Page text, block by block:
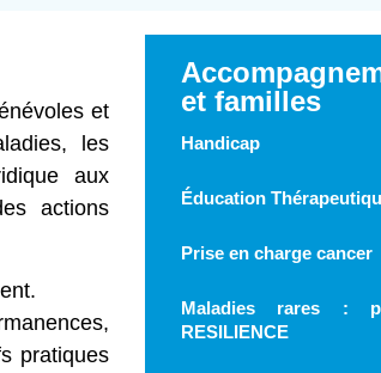
et
les
aux
actions
pratiques
et familles
Handicap
Éducation
Prise en charge cancer
Maladies rares :
RESILIENCE